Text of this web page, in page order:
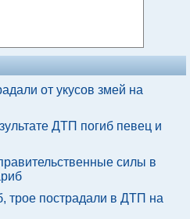
от укусов змей на
ДТП погиб певец и
силы в
трое пострадали в ДТП на